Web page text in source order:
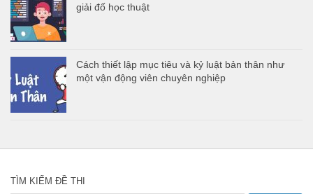
giải đố học thuật
Cách thiết lập mục tiêu và kỷ luật bản thân như
một vận động viên chuyên nghiệp
TÌM KIẾM ĐỀ THI